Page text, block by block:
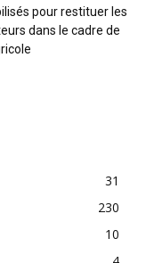
pour restituer les
dans le cadre de
31
230
10